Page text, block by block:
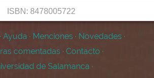
ISBN: 8478005722
· Ayuda · Menciones · Novedades ·
comentadas · Contacto ·
de Salamanca ·